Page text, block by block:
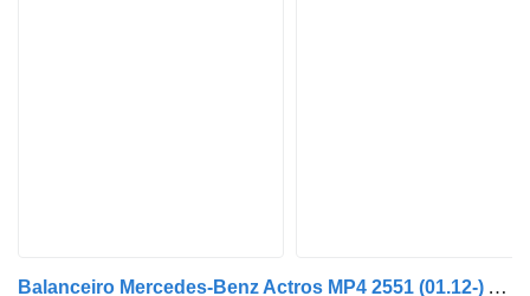
Balanceiro Mercedes-Benz Actros MP4 2551 (01.12-) A4720503034 para camião tractor Mercedes-Benz Actros MP4 Antos Arocs (2012-)